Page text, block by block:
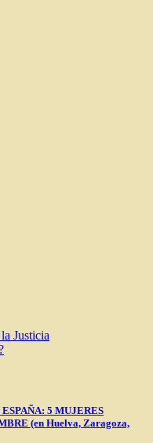
Justicia
5 MUJERES
(en Huelva, Zaragoza,